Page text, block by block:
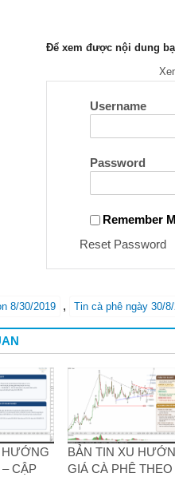
Để xem được nội dung
Username
Password
Remember
Reset Password
8/30/2019 , Tin cà phê ngày 30/
CẬP
BẢN TIN XU
GIÁ CÀ PHÊ THEO